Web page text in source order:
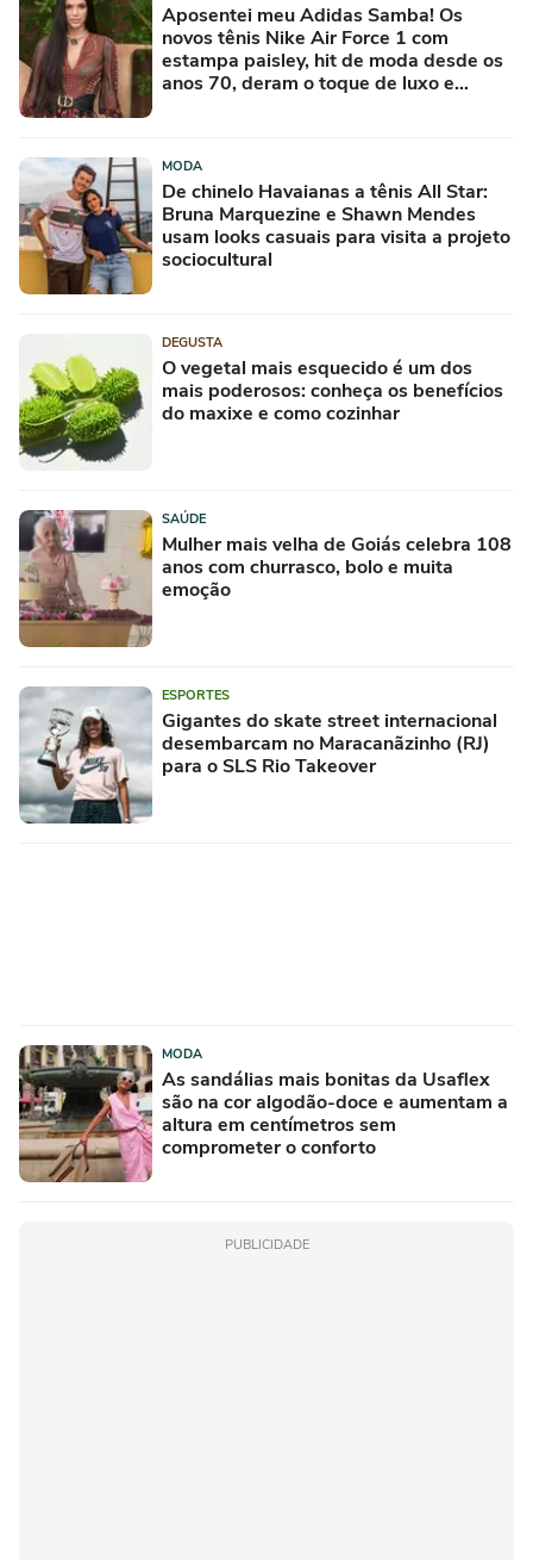
Aposentei meu Adidas Samba! Os
novos tênis Nike Air Force 1 com
estampa paisley, hit de moda desde os
anos 70, deram o toque de luxo e
MODA
De chinelo Havaianas a tênis All Star:
Bruna Marquezine e Shawn Mendes
usam looks casuais para visita a projeto
sociocultural
DEGUSTA
O vegetal mais esquecido é um dos
mais poderosos: conheça os benefícios
do maxixe e como cozinhar
SAÚDE
Mulher mais velha de Goiás celebra 108
anos com churrasco, bolo e muita
emoção
ESPORTES
Gigantes do skate street internacional
desembarcam no Maracanãzinho (RJ)
para o SLS Rio Takeover
MODA
As sandálias mais bonitas da Usaflex
são na cor algodão-doce e aumentam a
altura em centímetros sem
comprometer o conforto
PUBLICIDADE